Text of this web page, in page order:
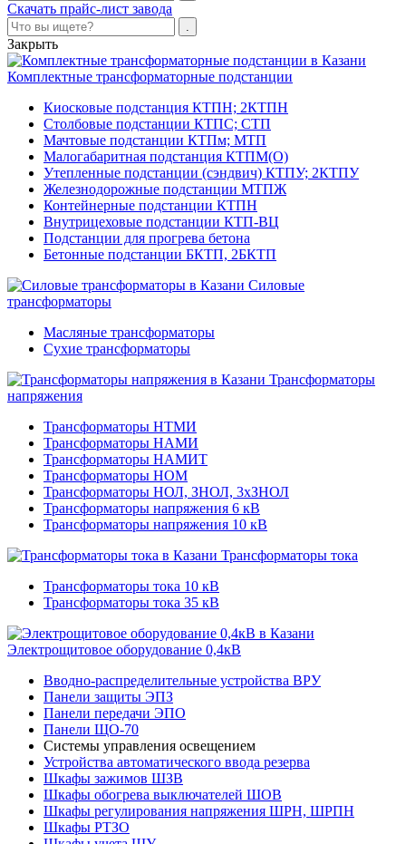
Скачать прайс-лист завода
Закрыть
Комплектные трансформаторные подстанции
Киосковые подстанция КТПН; 2КТПН
Столбовые подстанции КТПС; СТП
Мачтовые подстанции КТПм; МТП
Малогабаритная подстанция КТПМ(О)
Утепленные подстанции (сэндвич) КТПУ; 2КТПУ
Железнодорожные подстанции МТПЖ
Контейнерные подстанции КТПН
Внутрицеховые подстанции КТП-ВЦ
Подстанции для прогрева бетона
Бетонные подстанции БКТП, 2БКТП
Силовые
трансформаторы
Масляные трансформаторы
Сухие трансформаторы
Трансформаторы
напряжения
Трансформаторы НТМИ
Трансформаторы НАМИ
Трансформаторы НАМИТ
Трансформаторы НОМ
Трансформаторы НОЛ, ЗНОЛ, 3хЗНОЛ
Трансформаторы напряжения 6 кВ
Трансформаторы напряжения 10 кВ
Трансформаторы тока
Трансформаторы тока 10 кВ
Трансформаторы тока 35 кВ
Электрощитовое оборудование 0,4кВ
Вводно-распределительные устройства ВРУ
Панели защиты ЭПЗ
Панели передачи ЭПО
Панели ЩО-70
Системы управления освещением
Устройства автоматического ввода резерва
Шкафы зажимов ШЗВ
Шкафы обогрева выключателей ШОВ
Шкафы регулирования напряжения ШРН, ШРПН
Шкафы РТЗО